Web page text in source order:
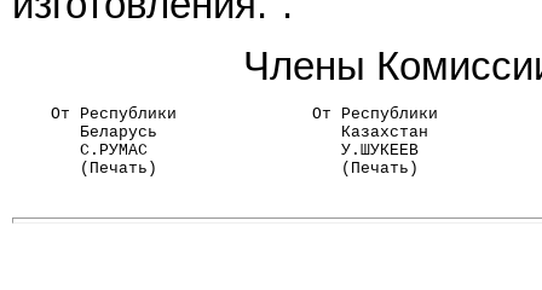
Члены
От Республики              От Республики
Беларусь                   Казахстан
С.РУМАС                    У.ШУКЕЕВ
(Печать)                   (Печать)